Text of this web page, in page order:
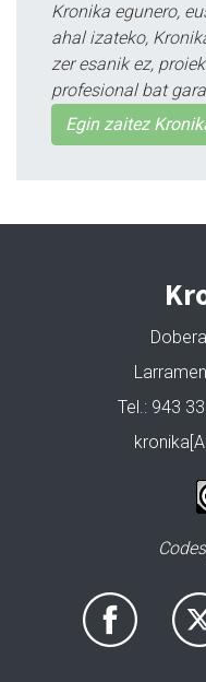
Kronika egunero,
ahal izateko,
zer esanik ez,
profesional bat
Egin zaitez
Tel.: 943